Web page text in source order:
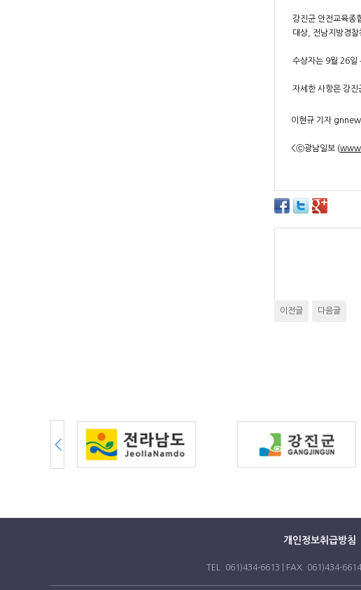
강진군 안전교육종
대상, 전남지방경
수상자는 9월 26일
자세한 사항은 강진
이현규 기자
<ⓒ광남일보 (
이전글 다음글
개인정보취급방침
TEL. 061)434-6613 | FAX. 061)434-6614 |